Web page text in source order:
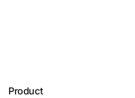
Product